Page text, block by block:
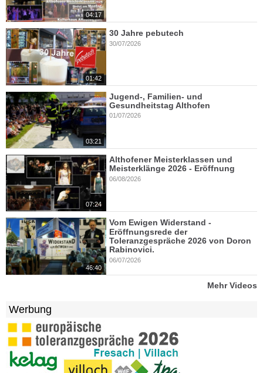
04:17
01:42
30 Jahre pebutech
30/07/2026
03:21
Jugend-, Familien- und
Gesundheitstag Althofen
01/07/2026
07:24
Althofener Meisterklassen und
Meisterklänge 2026 - Eröffnung
06/08/2026
46:40
Vom Ewigen Widerstand -
Eröffnungsrede der
Toleranzgespräche 2026 von Doron
Rabinovici.
06/07/2026
Mehr Videos
Werbung